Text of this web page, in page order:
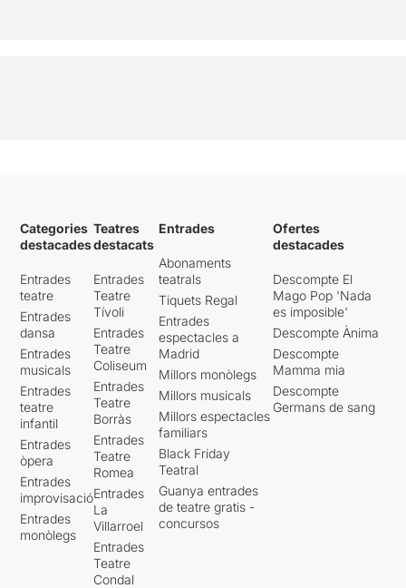
Categories
destacades
Entrades
teatre
Entrades
dansa
Entrades
musicals
Entrades
teatre
infantil
Entrades
òpera
Entrades
improvisació
Entrades
monòlegs
Teatres
destacats
Entrades
Teatre
Tívoli
Entrades
Teatre
Coliseum
Entrades
Teatre
Borràs
Entrades
Teatre
Romea
Entrades
La
Villarroel
Entrades
Teatre
Condal
Entrades
Abonaments
teatrals
Tiquets Regal
Entrades
espectacles a
Madrid
Millors monòlegs
Millors musicals
Millors espectacles
familiars
Black Friday
Teatral
Guanya entrades
de teatre gratis -
concursos
Ofertes
destacades
Descompte El
Mago Pop 'Nada
es imposible'
Descompte Ànima
Descompte
Mamma mia
Descompte
Germans de sang